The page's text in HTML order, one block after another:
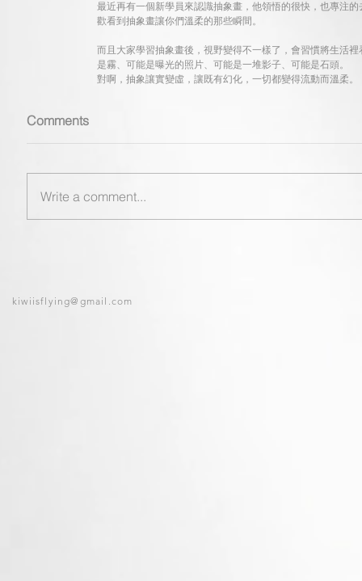
最近再有一個新學員來認識抽象畫，他領悟的很快，也專注
歡看到抽象畫讓你們溫柔的那些瞬間。
而且大家學習抽象畫後，視野變得不一樣了，會習慣將生活
是霧、可能是曝光的照片、可能是一堆影子、可能是石頭。
對啊，抽象讓實變虛，讓既有幻化，一切都變得流動而溫柔。
Comments
Write a comment...
kiwiisflying@gmail.com